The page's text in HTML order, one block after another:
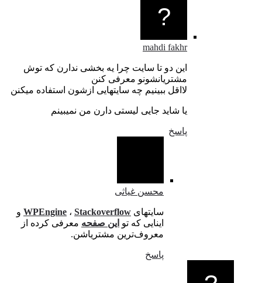
mahdi fakhr
این دو تا سایت چرا یه بخشی ندارن که توش
مشتریانشونو معرفی کنن
لااقل ببینیم چه سایتهایی ازشون استفاده میکنن
یا شاید جایی لیستی دارن من نمیبینم
محسن غیاثی
سایتهای WPEngine،Stackoverflow
و
اینایی که تواین صفحهمعرفی کرده از
معروف‌ترین مشتریاشن.